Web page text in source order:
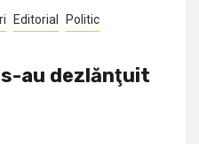
Editorial
Politic
au dezlănţuit